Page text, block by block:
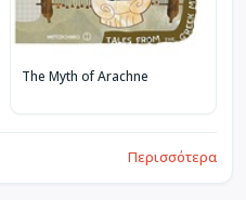
The Myth of Arachne
Περισσότερα